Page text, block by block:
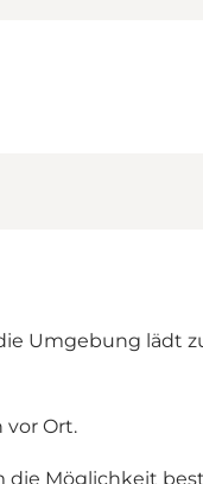
Umgebung lädt
vor Ort.
Möglichkeit